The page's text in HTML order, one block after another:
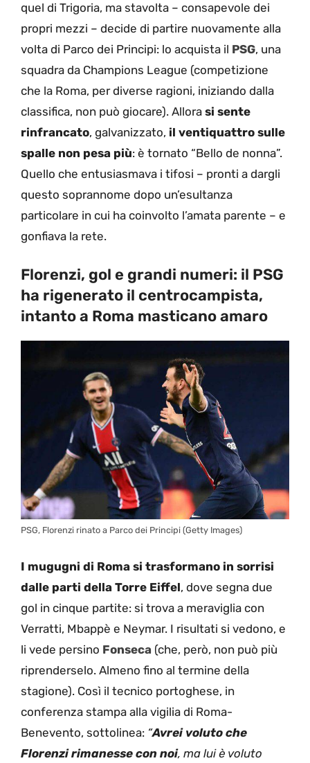
quel di Trigoria, ma stavolta – consapevole dei
propri mezzi – decide di partire nuovamente alla
volta di Parco dei Principi: lo acquista il PSG, una
squadra da Champions League (competizione
che la Roma, per diverse ragioni, iniziando dalla
classifica, non può giocare). Allora si sente
rinfrancato, galvanizzato, il ventiquattro sulle
spalle non pesa più: è tornato “Bello de nonna”.
Quello che entusiasmava i tifosi – pronti a dargli
questo soprannome dopo un’esultanza
particolare in cui ha coinvolto l’amata parente – e
gonfiava la rete.
Florenzi, gol e grandi numeri: il PSG
ha rigenerato il centrocampista,
intanto a Roma masticano amaro
PSG, Florenzi rinato a Parco dei Principi (Getty Images)
I mugugni di Roma si trasformano in sorrisi
dalle parti della Torre Eiffel, dove segna due
gol in cinque partite: si trova a meraviglia con
Verratti, Mbappè e Neymar. I risultati si vedono, e
li vede persino Fonseca (che, però, non può più
riprenderselo. Almeno fino al termine della
stagione). Così il tecnico portoghese, in
conferenza stampa alla vigilia di Roma-
Benevento, sottolinea: “Avrei voluto che
Florenzi rimanesse con noi, ma lui è voluto